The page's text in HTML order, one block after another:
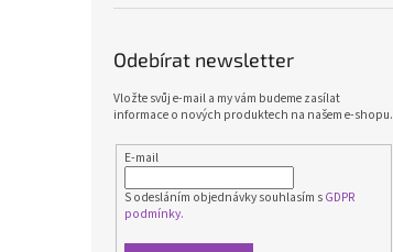
Odebírat newsletter
Vložte svůj e-mail a my vám budeme zasílat
informace o nových produktech na našem e-shopu.
E-mail
S odesláním objednávky souhlasím sGDPR
podmínky.